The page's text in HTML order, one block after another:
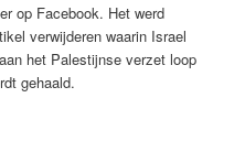
op Facebook. Het werd
verwijderen waarin Israel
het Palestijnse verzet loop
gehaald.